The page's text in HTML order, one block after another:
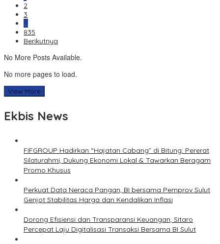
2
3
…
835
Berikutnya
No More Posts Available.
No more pages to load.
View More
Ekbis News
FIFGROUP Hadirkan “Hajatan Cabang” di Bitung: Pererat
Silaturahmi, Dukung Ekonomi Lokal & Tawarkan Beragam
Promo Khusus
Perkuat Data Neraca Pangan, BI bersama Pemprov Sulut
Genjot Stabilitas Harga dan Kendalikan Inflasi
Dorong Efisiensi dan Transparansi Keuangan, Sitaro
Percepat Laju Digitalisasi Transaksi Bersama BI Sulut